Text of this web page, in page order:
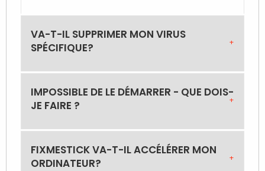
VA-T-IL SUPPRIMER MON VIRUS
SPÉCIFIQUE?
IMPOSSIBLE DE LE DÉMARRER - QUE DOIS-
JE FAIRE ?
FIXMESTICK VA-T-IL ACCÉLÉRER MON
ORDINATEUR?